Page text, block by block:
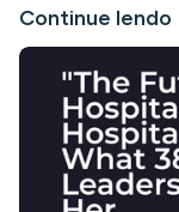
Continue lendo